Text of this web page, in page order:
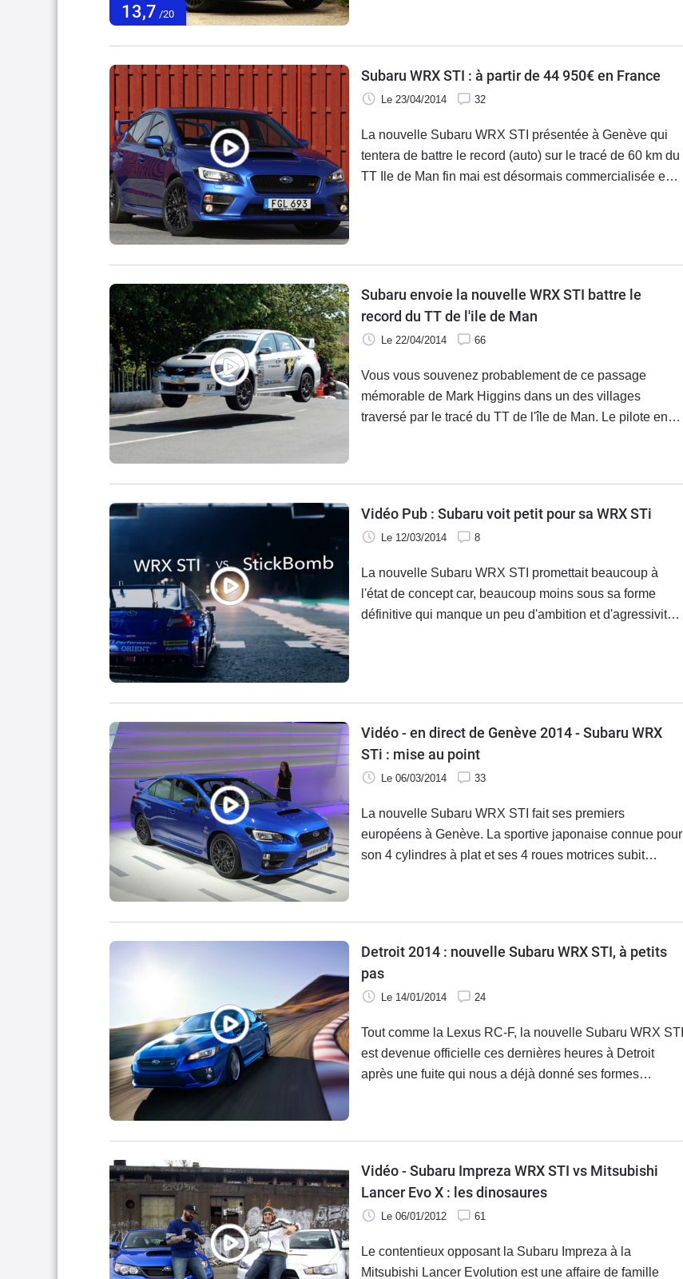
13,7 /20
capacité à enrouler du virage et à écœurer la
concurrence sur la route. On l'a testée, on l'a comparée et
Subaru WRX STI : à partir de 44 950€ en France
Le 23/04/2014 32
La nouvelle Subaru WRX STI présentée à Genève qui
tentera de battre le record (auto) sur le tracé de 60 km du
TT Ile de Man fin mai est désormais commercialisée en
Subaru envoie la nouvelle WRX STI battre le
record du TT de l'ile de Man
Le 22/04/2014 66
Vous vous souvenez probablement de ce passage
mémorable de Mark Higgins dans un des villages
traversé par le tracé du TT de l'île de Man. Le pilote en
ultra sportive sur ce tracé mythique. Pour battre son
propre record.
Vidéo Pub : Subaru voit petit pour sa WRX STi
Le 12/03/2014 8
La nouvelle Subaru WRX STI promettait beaucoup à
l'état de concept car, beaucoup moins sous sa forme
définitive qui manque un peu d'ambition et d'agressivité
WRX STI (pas en France j'imagine), Subaru a concocté
un petit film qui va vous faire (peut-être) découvrir ce que
sont les StickBombs.
Vidéo - en direct de Genève 2014 - Subaru WRX
STi : mise au point
Le 06/03/2014 33
La nouvelle Subaru WRX STI fait ses premiers
européens à Genève. La sportive japonaise connue pour
son 4 cylindres à plat et ses 4 roues motrices subit
Detroit 2014 : nouvelle Subaru WRX STI, à petits
pas
Le 14/01/2014 24
Tout comme la Lexus RC-F, la nouvelle Subaru WRX STI
est devenue officielle ces dernières heures à Detroit
après une fuite qui nous a déjà donné ses formes
Vidéo - Subaru Impreza WRX STI vs Mitsubishi
Lancer Evo X : les dinosaures
Le 06/01/2012 61
Le contentieux opposant la Subaru Impreza à la
Mitsubishi Lancer Evolution est une affaire de famille